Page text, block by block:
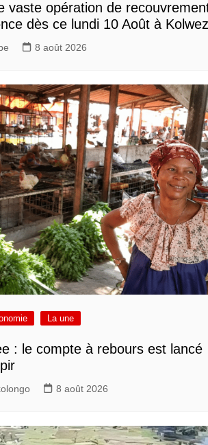
vaste opération de
dès ce lundi 10 Août à
8 août 2026
La une
: le compte à rebours est lancé
8 août 2026